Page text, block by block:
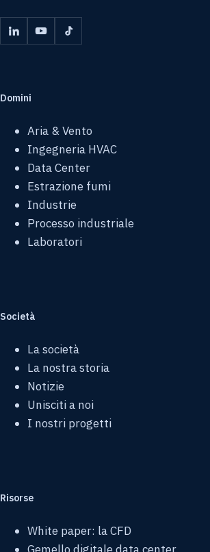
Domini
Aria & Vento
Ingegneria HVAC
Data Center
Estrazione fumi
Industrie
Processo industriale
Laboratori
Società
La società
La nostra storia
Notizie
Unisciti a noi
I nostri progetti
Risorse
White paper: la CFD